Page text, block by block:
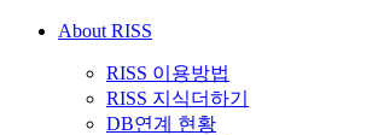
About RISS
RISS 이용방법
RISS 지식더하기
DB연계 현황